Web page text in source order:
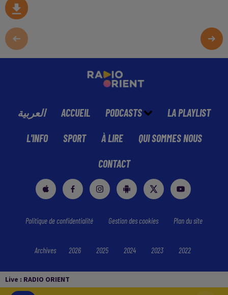
Live : RADIO ORIENT
العربية ACCUEIL PODCASTS LA PLAYLIST
L'INFO SPORT À LIRE QUI SOMMES NOUS
CONTACT
Politique de confidentialité Gestion des cookies Plan du site
Archives 2026 2025 2024 2023 2022